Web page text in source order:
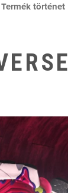
Termék történet